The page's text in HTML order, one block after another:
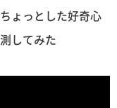
ょっとした好奇心
してみた